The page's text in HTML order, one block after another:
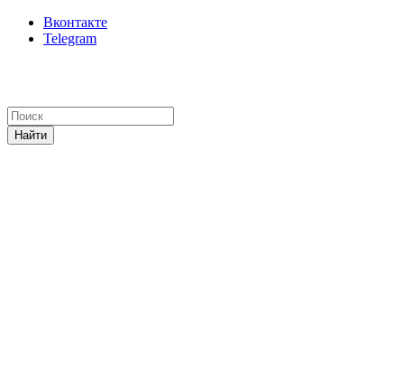
Вконтакте
Telegram
Найти